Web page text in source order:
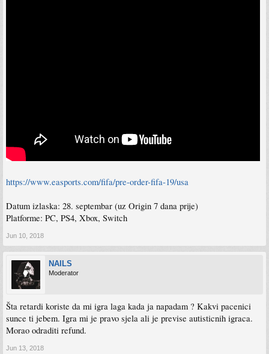
https://www.easports.com/fifa/pre-order-fifa-19/usa
Datum izlaska: 28. septembar (uz Origin 7 dana prije)
Platforme: PC, PS4, Xbox, Switch
Jun 10, 2018
NAILS
Moderator
Šta retardi koriste da mi igra laga kada ja napadam ? Kakvi pacenici
sunce ti jebem. Igra mi je pravo sjela ali je previse autisticnih igraca.
Morao odraditi refund.
Jun 13, 2018